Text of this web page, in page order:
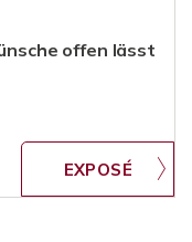
offen lässt